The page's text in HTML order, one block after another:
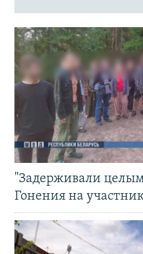
"Задерживали
Гонения на